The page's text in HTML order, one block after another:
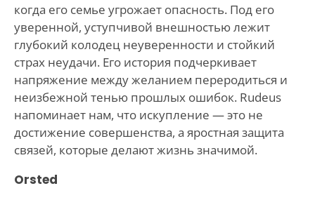
когда его семье угрожает опасность. Под его
уверенной, уступчивой внешностью лежит
глубокий колодец неуверенности и стойкий
страх неудачи. Его история подчеркивает
напряжение между желанием переродиться и
неизбежной тенью прошлых ошибок. Rudeus
напоминает нам, что искупление — это не
достижение совершенства, а яростная защита
связей, которые делают жизнь значимой.
Orsted